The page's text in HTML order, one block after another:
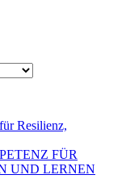
FÜR
UND LERNEN